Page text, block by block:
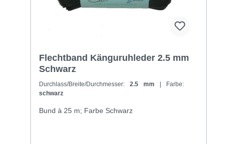
Flechtband Känguruhleder 2.5 mm
Schwarz
Durchlass/Breite/Durchmesser: 2.5 mm
| Farbe:
schwarz
Bund à 25 m; Farbe Schwarz